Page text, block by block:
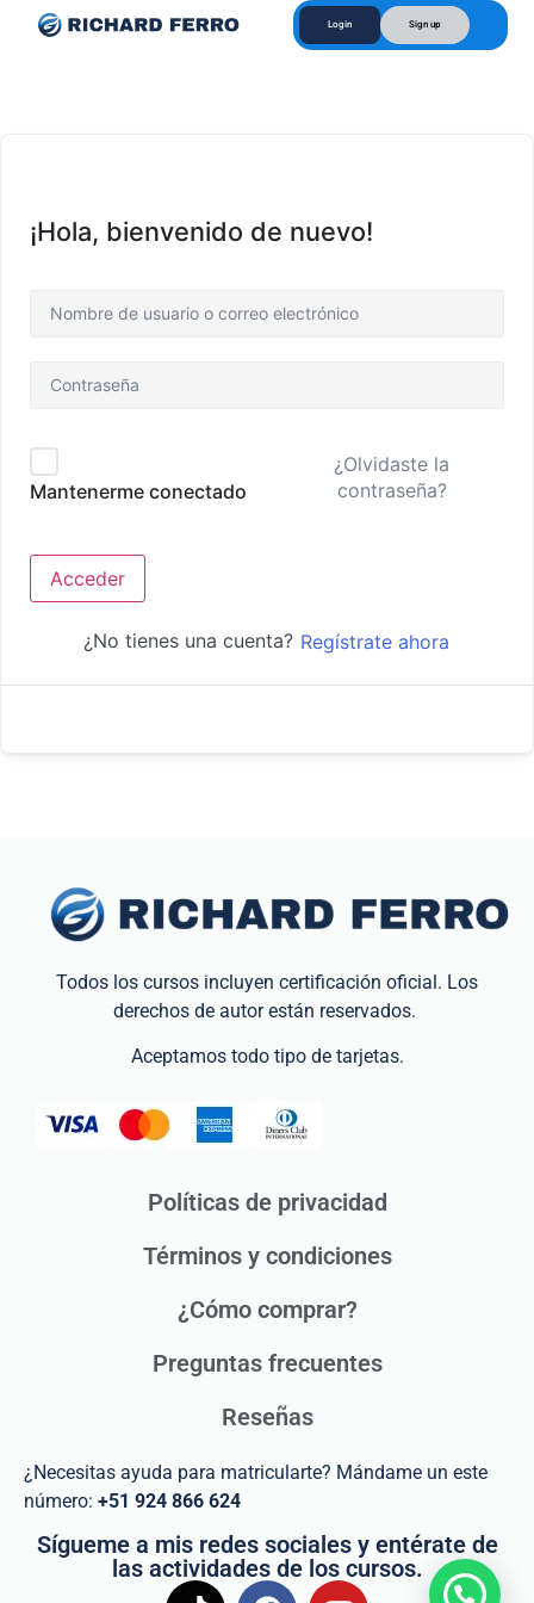
Login Sign up
¡Hola, bienvenido de nuevo!
Mantenerme conectado
¿Olvidaste la
contraseña?
Acceder
¿No tienes una cuenta? Regístrate ahora
Todos los cursos incluyen certificación oficial. Los
derechos de autor están reservados.
Aceptamos todo tipo de tarjetas.
Políticas de privacidad
Términos y condiciones
¿Cómo comprar?
Preguntas frecuentes
Reseñas
¿Necesitas ayuda para matricularte? Mándame un este
número: +51 924 866 624
Sígueme a mis redes sociales y entérate de
las actividades de los cursos.